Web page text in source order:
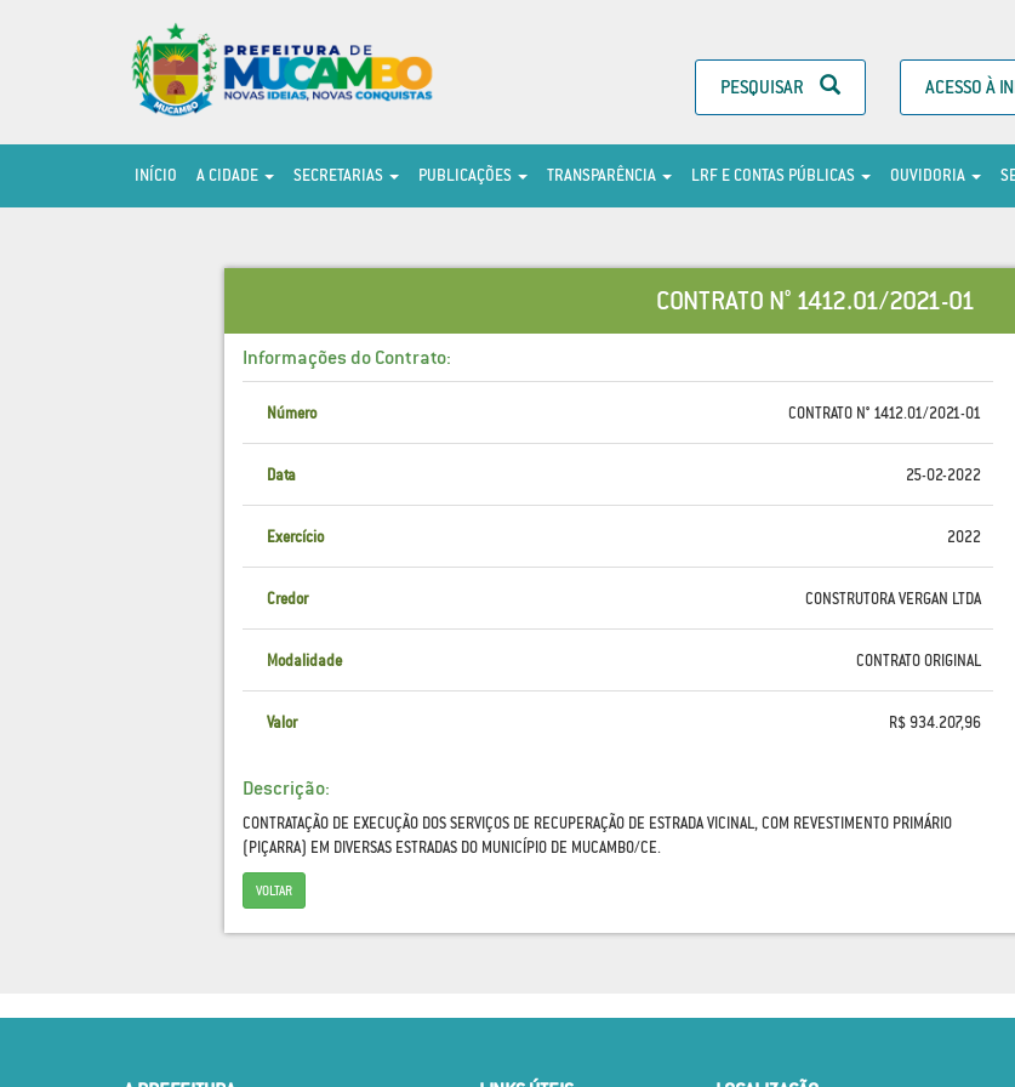
PESQUISAR ACESSO À
INÍCIO A CIDADE SECRETARIAS PUBLICAÇÕES TRANSPARÊNCIA LRF E CONTAS PÚBLICAS OUVIDORIA
CONTRATO N° 1412.01/2021-01
Informações do Contrato:
Número CONTRATO N° 1412.01/2021-01
Data 25-02-2022
Exercício 2022
Credor CONSTRUTORA VERGAN LTDA
Modalidade CONTRATO ORIGINAL
Valor R$ 934.207,96
Descrição:
CONTRATAÇÃO DE EXECUÇÃO DOS SERVIÇOS DE RECUPERAÇÃO DE ESTRADA VICINAL, COM REVESTIMENTO PRIMÁRIO
(PIÇARRA) EM DIVERSAS ESTRADAS DO MUNICÍPIO DE MUCAMBO/CE.
VOLTAR